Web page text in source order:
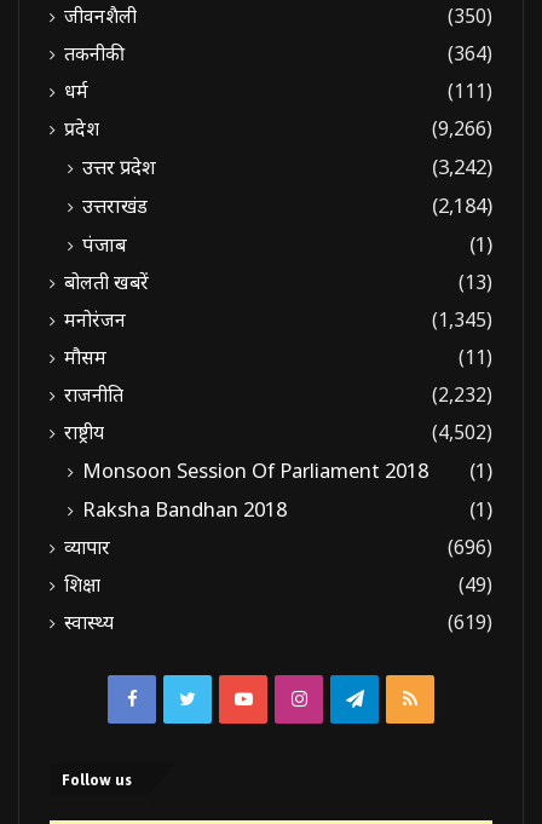
जीवनशैली
(350)
तकनीकी
(364)
धर्म
(111)
प्रदेश
(9,266)
उत्तर प्रदेश
(3,242)
उत्तराखंड
(2,184)
पंजाब
(1)
बोलती खबरें
(13)
मनोरंजन
(1,345)
मौसम
(11)
राजनीति
(2,232)
राष्ट्रीय
(4,502)
Monsoon Session Of Parliament 2018
(1)
Raksha Bandhan 2018
(1)
व्यापार
(696)
शिक्षा
(49)
स्वास्थ्य
(619)
FacebookTwitterYouTubeInstagramTelegram
RSS
Follow us